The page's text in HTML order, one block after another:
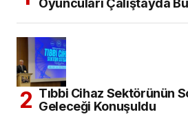
Oyuncuları Çalıştayda
Tıbbi Cihaz Sektörünün
Geleceği Konuşuldu